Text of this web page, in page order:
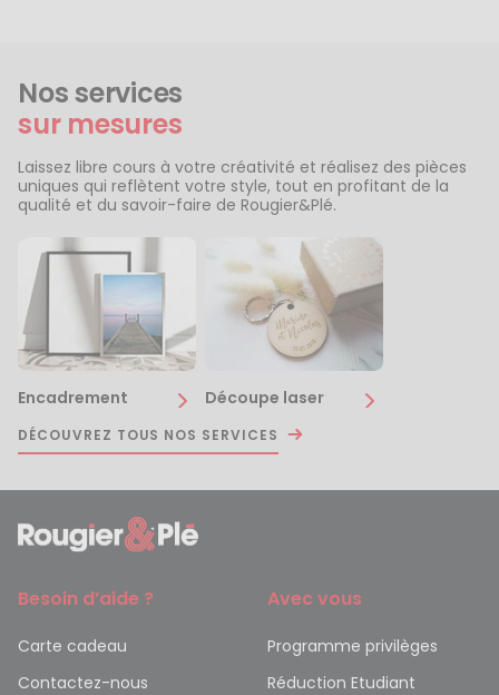
Nos services
sur mesures
Laissez libre cours à votre créativité et réalisez des pièces
uniques qui reflètent votre style, tout en profitant de la
qualité et du savoir-faire de Rougier&Plé.
Encadrement Découpe laser
DÉCOUVREZ TOUS NOS SERVICES
Besoin d’aide ?
Carte cadeau
Contactez-nous
Avec vous
Programme privilèges
Réduction Etudiant